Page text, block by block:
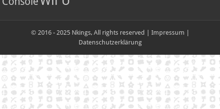
© 2016 - 2025 Nkings, All rights reserved | Impressum
Datenschutzerklärung